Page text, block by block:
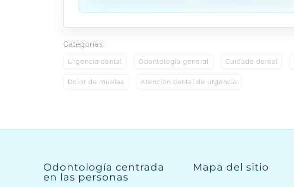
Categorías:
Urgencia dental Odontología general Cuidado dental
Dolor de muelas Atención dental de urgencia
Odontología centrada
en las personas
Mapa del sitio